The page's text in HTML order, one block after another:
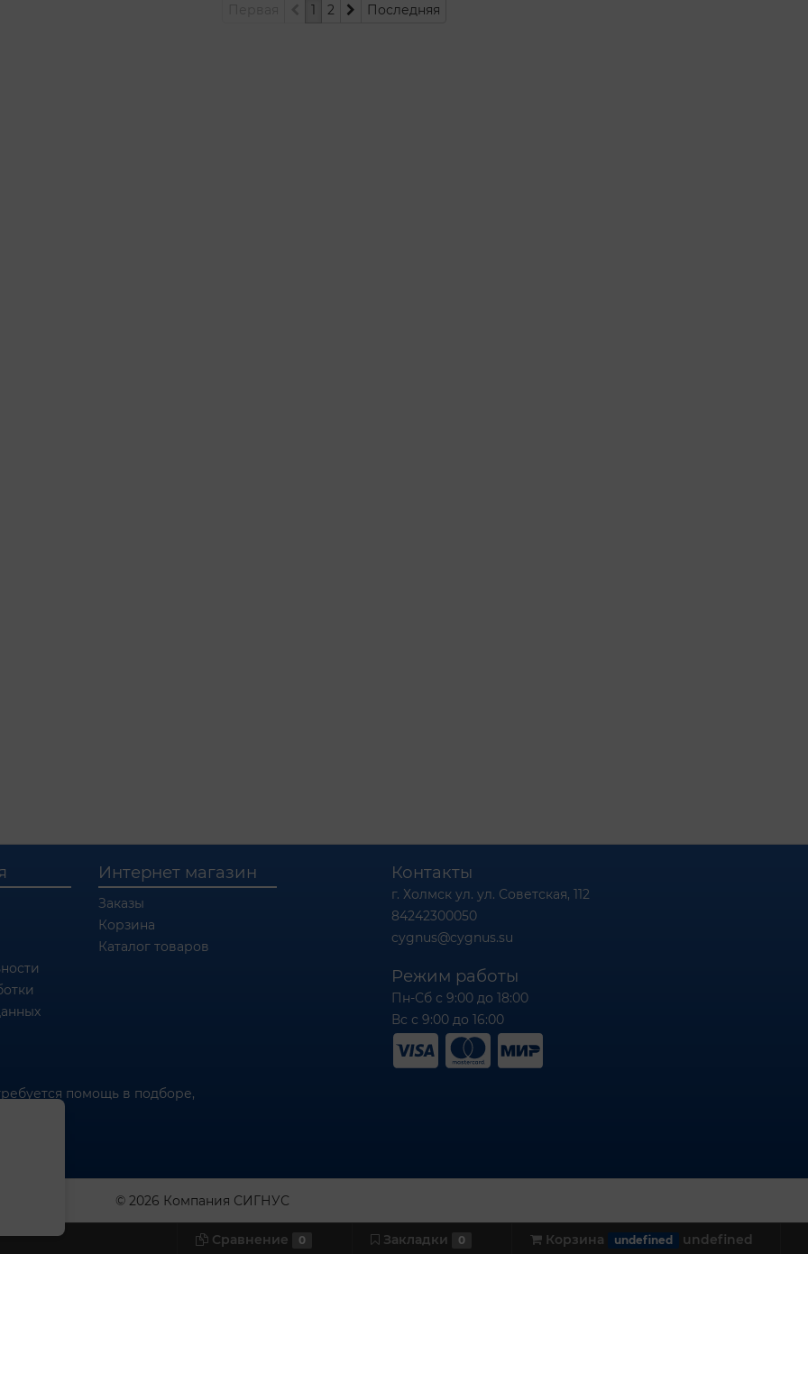
1 2 Последняя
Интернет магазин
Заказы
Корзина
Каталог товаров
помощь в подборе,
Контакты
г. Холмск ул. ул. Советская, 112
84242300050
cygnus@cygnus.su
Режим работы
Пн-Сб с 9:00 до 18:00
Вс с 9:00 до 16:00
© 2026 Компания СИГНУС
Сравнение 0 Закладки 0 Корзина undefined undefined